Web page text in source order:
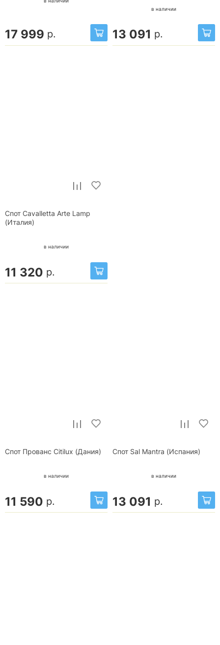
17 999 р.
в наличии
13 091 р.
Спот Cavalletta Arte Lamp
(Италия)
в наличии
11 320 р.
Спот Прованс Citilux (Дания)
в наличии
11 590 р.
Спот Sal Mantra (Испания)
в наличии
13 091 р.